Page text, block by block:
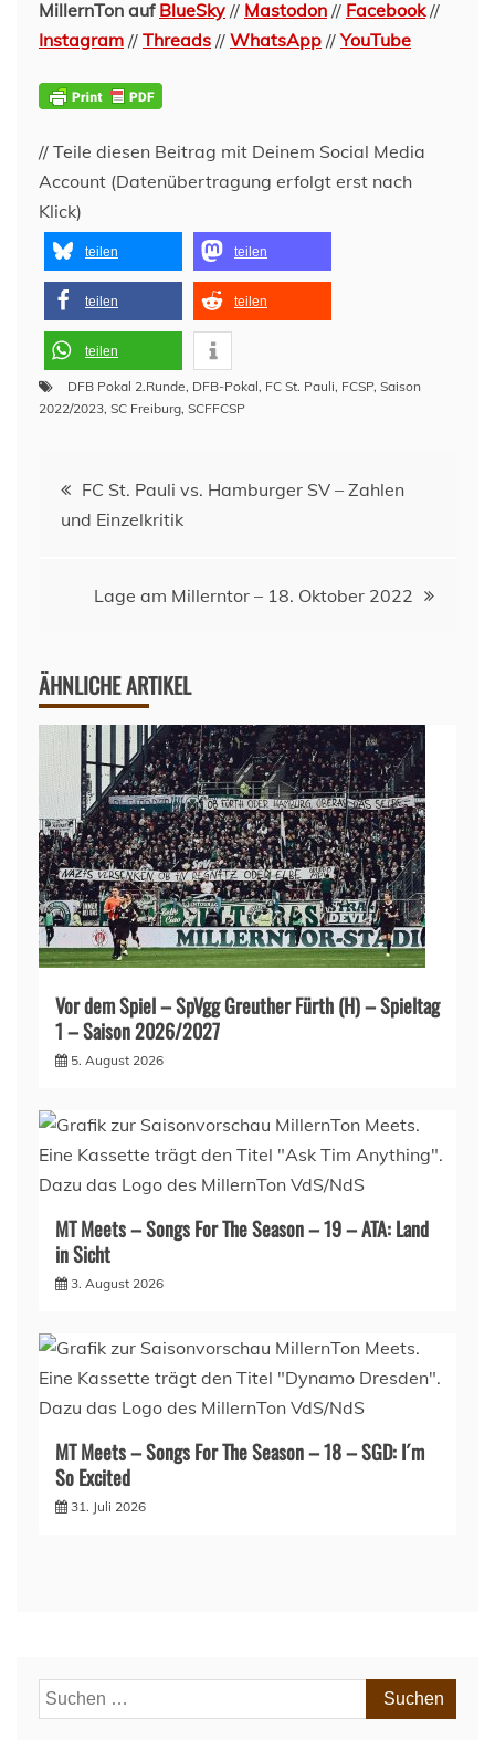
MillernTon auf BlueSky // Mastodon // Facebook//
Instagram // Threads // WhatsApp //YouTube
// Teile diesen Beitrag mit Deinem Social Media
Account (Datenübertragung erfolgt erst nach
Klick)
teilen teilen
teilen teilen
teilen
DFB Pokal 2.Runde, DFB-Pokal, FC St. Pauli, FCSP, Saison
2022/2023, SC Freiburg, SCFFCSP
Beitragsnavigation
FC St. Pauli vs. Hamburger SV – Zahlen
und Einzelkritik
Lage am Millerntor – 18. Oktober 2022
ÄHNLICHE ARTIKEL
Vor dem Spiel – SpVgg Greuther Fürth (H) – Spieltag
1 – Saison 2026/2027
5. August 2026
MT Meets – Songs For The Season – 19 – ATA: Land
in Sicht
3. August 2026
MT Meets – Songs For The Season – 18 – SGD: I´m
So Excited
31. Juli 2026
Suchen
nach: